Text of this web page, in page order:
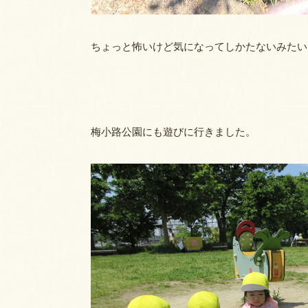
ちょっと怖いけど気になってしかたないみた
梅小路公園にも遊びに行きました。